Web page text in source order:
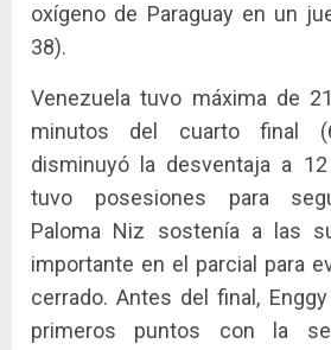
oxígeno de Paraguay en un
38).
Venezuela tuvo máxima de
minutos del cuarto final
disminuyó la desventaja a
tuvo posesiones para
Paloma Niz sostenía a las
importante en el parcial para
cerrado. Antes del final,
primeros puntos con la